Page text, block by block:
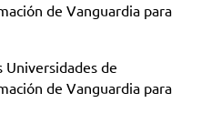
de Vanguardia para
Universidades de
de Vanguardia para